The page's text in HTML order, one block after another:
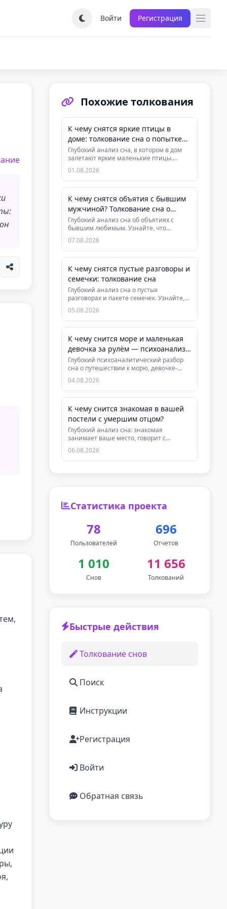
Войти Регистрация
Похожие толкования
К чему снятся яркие птицы в
доме: толкование сна о попытке
выгнать птиц
Глубокий анализ сна, в котором в дом
залетают яркие маленькие птицы.
Узнайте, что символизирует втор...
01.08.2026
К чему снятся объятия с бывшим
мужчиной? Толкование сна о
расставании
Глубокий анализ сна об объятиях с
бывшим любимым. Узнайте, что
означает этот сон, как он помогает за...
07.08.2026
К чему снятся пустые разговоры и
семечки: толкование сна
Глубокий анализ сна о пустых
разговорах и пакете семечек. Узнайте,
что означает этот сон с точки зре...
05.08.2026
К чему снится море и маленькая
девочка за рулём — психоанализ
сновидения
Глубокий психоаналитический разбор
сна о путешествии к морю, девочке-
водителе и игре с жонглёром. Уз...
04.08.2026
К чему снится знакомая в вашей
постели с умершим отцом?
Глубокий анализ сна: знакомая
занимает ваше место, говорит с
умершим отцом, дети боятся.
Фрейдистско...
06.08.2026
Статистика проекта
78
Пользователей
696
Отчетов
1 010
Снов
11 656
Толкований
Быстрые действия
Толкование снов
Поиск
Инструкции
Регистрация
Войти
Обратная связь